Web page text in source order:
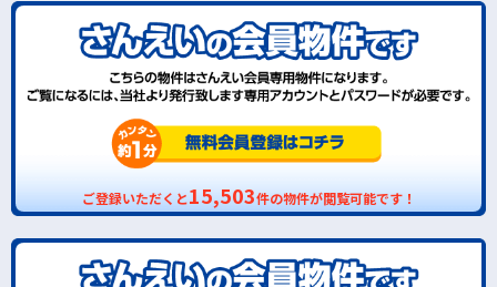
ご登録いただくと15,503件の物件が閲覧可能です！